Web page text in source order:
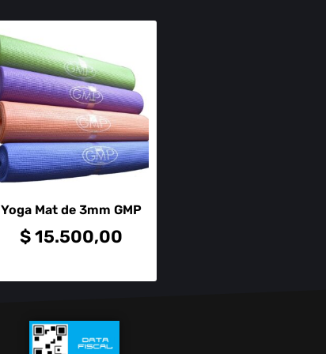
Yoga Mat de 3mm GMP
$15.500,00